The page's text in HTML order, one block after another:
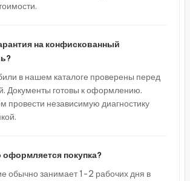
на конфискованный
в нашем каталоге проверены перед
Документы готовы к оформлению.
провести независимую диагностику
оформляется покупка?
обычно занимает 1-2 рабочих дня в